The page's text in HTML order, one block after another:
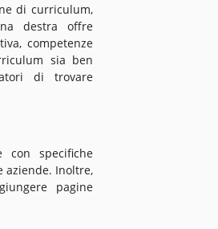
di curriculum,
destra offre
competenze
sia ben
di trovare
con specifiche
aziende. Inoltre,
pagine